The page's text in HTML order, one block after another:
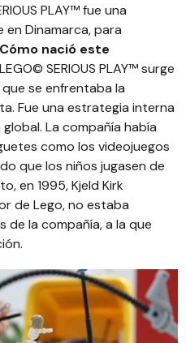
PLAY™ fue una
Dinamarca, para
nació este
SERIOUS PLAY™ surge
se enfrentaba la
Fue una estrategia interna
La compañía había
como los videojuegos
que los niños jugasen de
en 1995, Kjeld Kirk
de Lego, no estaba
la compañía, a la que